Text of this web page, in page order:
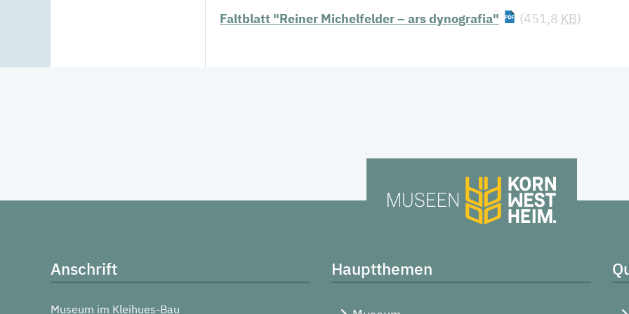
Faltblatt "Reiner Michelfelder – ars dynografia" (451,8 KB)
Anschrift
Museum im Kleihues-Bau
Hauptthemen